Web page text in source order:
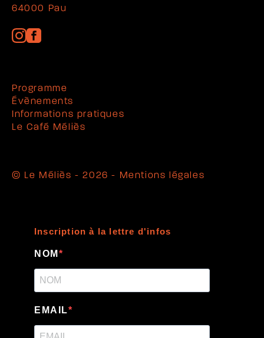
64000 Pau
Programme
Évènements
Informations pratiques
Le Café Méliès
© Le Méliès - 2026 - Mentions légales
Inscription à la lettre d'infos
NOM
EMAIL